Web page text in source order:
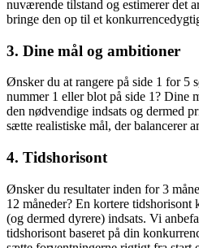
nuværende tilstand og estimerer det
bringe den op til et
3. Dine mål og ambitioner
Ønsker du at rangere på side 1 for 5
nummer 1 eller blot på side 1? Dine
den nødvendige indsats og dermed
sætte realistiske mål, der balancerer
4. Tidshorisont
Ønsker du resultater inden for 3
12 måneder? En kortere
(og dermed dyrere) indsats. Vi
tidshorisont baseret på din